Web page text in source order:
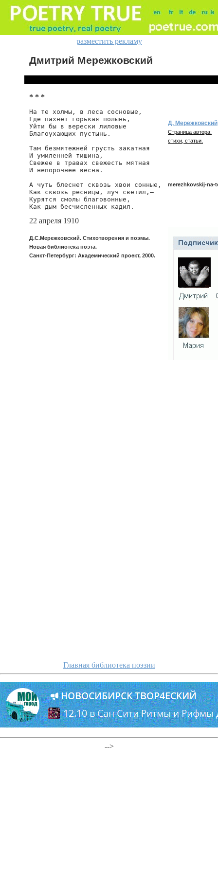
разместить рекламу
Дмитрий Мережковский
* * *
На те холмы, в леса сосновые,
Где пахнет горькая полынь,
Уйти бы в верески лиловые
Благоухающих пустынь.
Там безмятежней грусть закатная
И умиленней тишина,
Свежее в травах свежесть мятная
И непорочнее весна.
А чуть блеснет сквозь хвои сонные,
Как сквозь ресницы, луч светил,—
Курятся смолы благовонные,
Как дым бесчисленных кадил.
22 апреля 1910
Д.С.Мережковский. Стихотворения и поэмы.
Новая библиотека поэта.
Санкт-Петербург: Академический проект, 2000.
Д. Мережковский
Страница автора:
стихи, статьи.
merezhkovskij-na-
Главная библиотека поэзии
-->